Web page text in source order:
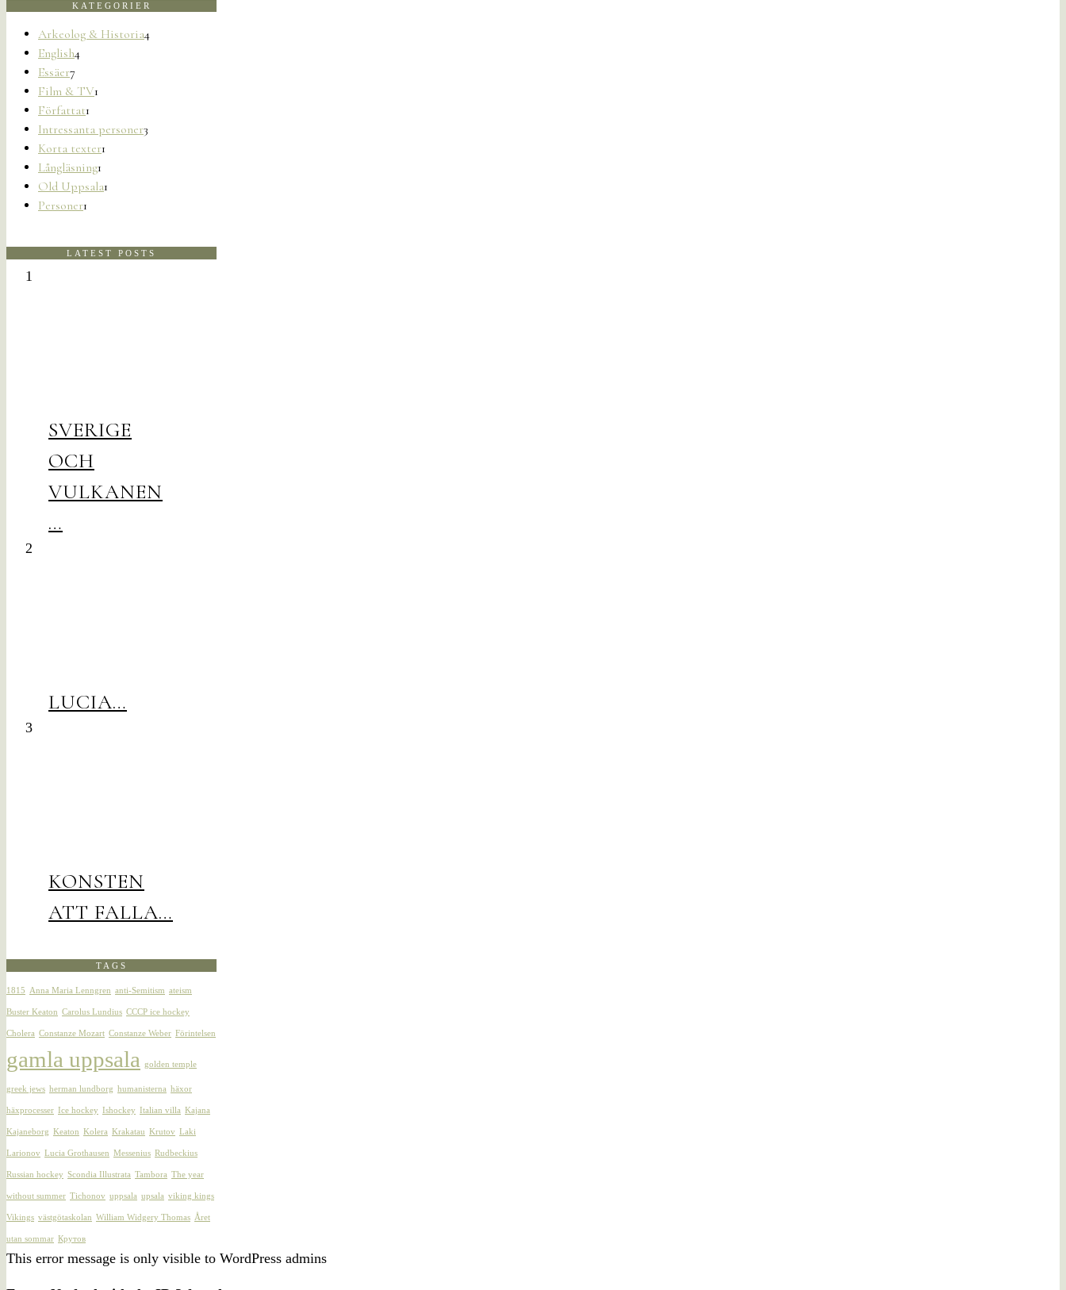
KATEGORIER
Arkeolog & Historia4
English4
Essäer7
Film & TV1
Författat1
Intressanta personer3
Korta texter1
Långläsning1
Old Uppsala1
Personer1
LATEST POSTS
1
SVERIGE
OCH
VULKANEN
…
2
LUCIA…
3
KONSTEN
ATT FALLA…
TAGS
1815 Anna Maria Lenngren anti-Semitism ateism
Buster Keaton Carolus Lundius CCCP ice hockey
Cholera Constanze Mozart Constanze Weber Förintelsen
gamla uppsala golden temple
greek jews herman lundborg humanisterna häxor
häxprocesser Ice hockey Ishockey Italian villa Kajana
Kajaneborg Keaton Kolera Krakatau Krutov Laki
Larionov Lucia Grothausen Messenius Rudbeckius
Russian hockey Scondia Illustrata Tambora The year
without summer Tichonov uppsala upsala viking kings
Vikings västgötaskolan William Widgery Thomas Året
utan sommar Крутов
This error message is only visible to WordPress admins